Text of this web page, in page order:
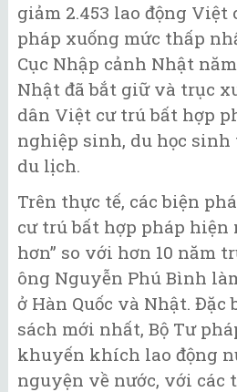
giảm 2.453 lao động Việt
pháp xuống mức thấp
Cục Nhập cảnh Nhật
Nhật đã bắt giữ và trục
dân Việt cư trú bất hợp
nghiệp sinh, du học
du lịch.
Trên thực tế, các biện
cư trú bất hợp pháp hiện
hơn” so với hơn 10 năm
ông Nguyễn Phú Bình
ở Hàn Quốc và Nhật.
sách mới nhất, Bộ Tư
khuyến khích lao động
nguyện về nước, với các